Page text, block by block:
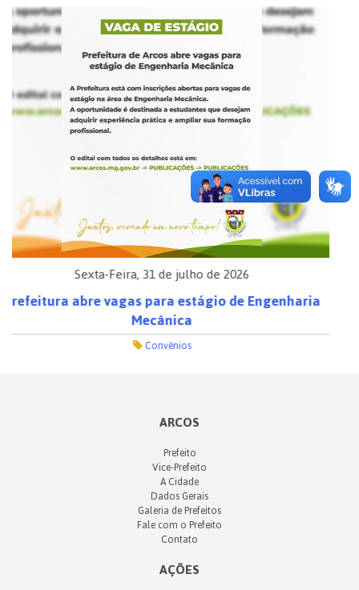
Quarta-Feira, 29 de julho de 2026
Equipe da Secretaria de Fazenda participa do CNM
Qualifica, em Divinópolis
Fazenda
ARCOS
Prefeito
Vice-Prefeito
A Cidade
Dados Gerais
Galeria de Prefeitos
Fale com o Prefeito
Contato
AÇÕES